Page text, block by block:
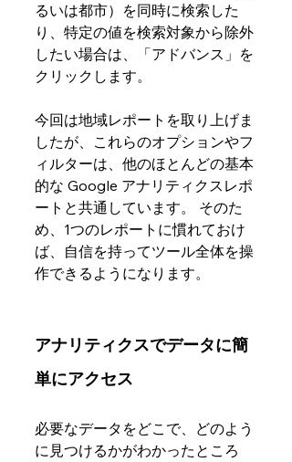
るいは都市）を同時に検索した
り、特定の値を検索対象から除外
したい場合は、「アドバンス」を
クリックします。
今回は地域レポートを取り上げま
したが、これらのオプションやフ
ィルターは、他のほとんどの基本
的な Google アナリティクスレポ
ートと共通しています。 そのた
め、1つのレポートに慣れておけ
ば、自信を持ってツール全体を操
作できるようになります。
アナリティクスでデータに簡
単にアクセス
必要なデータをどこで、どのよう
に見つけるかがわかったところ